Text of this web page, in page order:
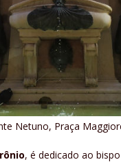
Netuno, Praça
, é dedicado ao